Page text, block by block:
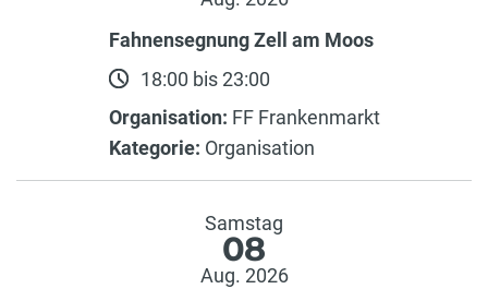
Fahnensegnung Zell am Moos
18:00 bis 23:00
Organisation: FF Frankenmarkt
Kategorie: Organisation
Samstag
08
Aug. 2026